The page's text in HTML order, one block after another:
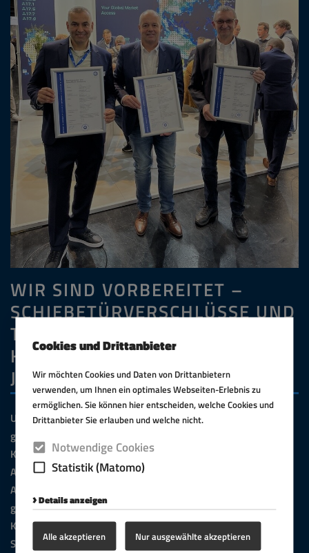
Cookies und Drittanbieter
Wir möchten Cookies und Daten von Drittanbietern
verwenden, um Ihnen ein optimales Webseiten-Erlebnis zu
ermöglichen. Sie können hier entscheiden, welche Cookies und
Drittanbieter Sie erlauben und welche nicht.
Notwendige Cookies
Statistik (Matomo)
Details anzeigen
Alle akzeptieren Nur ausgewählte akzeptieren
WIR SIND VORBEREITET –
SCHIEBETÜRVERSCHLÜSSE UND
TÜRKONTAKTE FÜR
KLEINGÜTERAUFZÜGE BEREITS
JETZT KONFORM
Um kontinuierlich höchste Sicherheitsstandards zu
gewährleisten, wird die bestehende Norm EN 81-3 für
Kleingüteraufzüge in Kürze durch die neue EN 81-30 abgelöst.
Als führender Hersteller für Kleingüteraufzüge sind wir unserem
Anspruch, immer einen Schritt voraus zu sein, erneut gerecht
geworden: Wir haben frühzeitig die offiziellen
Konformitätszertifikate des TÜV Süd für unsere
Schiebetürverschlüsse und Türkontakte erhalten.